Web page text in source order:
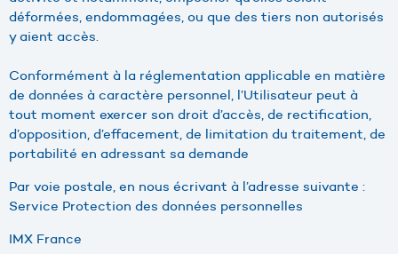
déformées, endommagées, ou que des tiers non autorisés
y aient accès.
Conformément à la réglementation applicable en matière
de données à caractère personnel, l’Utilisateur peut à
tout moment exercer son droit d’accès, de rectification,
d’opposition, d’effacement, de limitation du traitement, de
portabilité en adressant sa demande
Par voie postale, en nous écrivant à l’adresse suivante :
Service Protection des données personnelles
IMX France